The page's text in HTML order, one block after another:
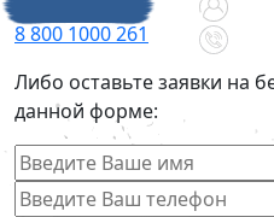
8 800 1000 261
Либо оставьте заявки на
данной форме: